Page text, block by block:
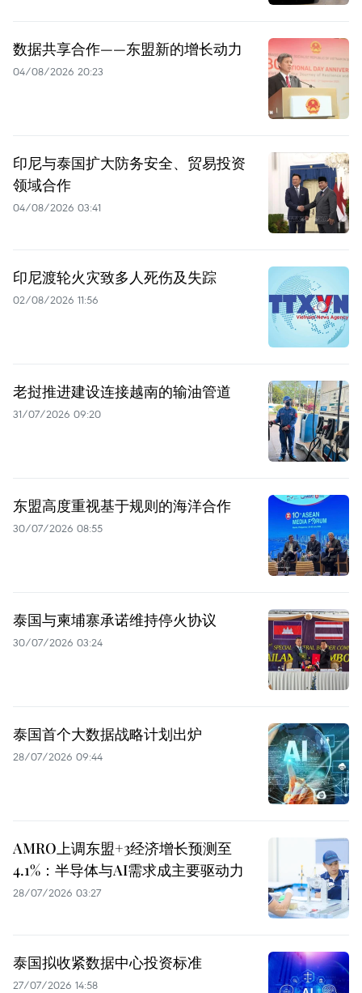
数据共享合作——东盟新的增长动力
04/08/2026 20:23
印尼与泰国扩大防务安全、贸易投资
领域合作
04/08/2026 03:41
印尼渡轮火灾致多人死伤及失踪
02/08/2026 11:56
老挝推进建设连接越南的输油管道
31/07/2026 09:20
东盟高度重视基于规则的海洋合作
30/07/2026 08:55
泰国与柬埔寨承诺维持停火协议
30/07/2026 03:24
泰国首个大数据战略计划出炉
28/07/2026 09:44
AMRO上调东盟+3经济增长预测至
4.1%：半导体与AI需求成主要驱动力
28/07/2026 03:27
泰国拟收紧数据中心投资标准
27/07/2026 14:58